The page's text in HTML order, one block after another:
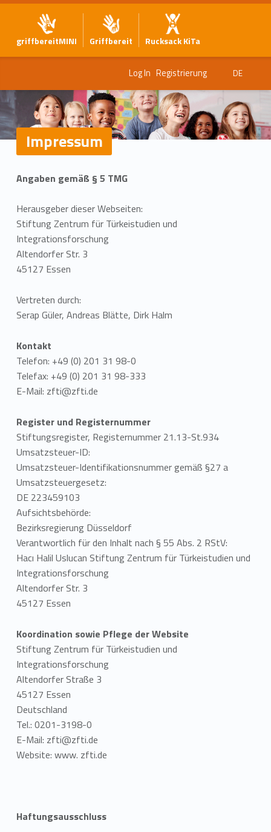
griffbereitMINI Griffbereit Rucksack KiTa
Log In Registrierung DE
Impressum
mAngaben gemäß § 5 TMG
Herausgeber dieser Webseiten:
Stiftung Zentrum für Türkeistudien und
Integrationsforschung
Altendorfer Str. 3
45127 Essen
Vertreten durch:
Serap Güler, Andreas Blätte, Dirk Halm
Kontakt
Telefon: +49 (0) 201 31 98-0
Telefax: +49 (0) 201 31 98-333
E-Mail: zfti@zfti.de
Register und Registernummer
Stiftungsregister, Registernummer 21.13-St.934
Umsatzsteuer-ID:
Umsatzsteuer-Identifikationsnummer gemäß §27 a
Umsatzsteuergesetz:
DE 223459103
Aufsichtsbehörde:
Bezirksregierung Düsseldorf
Verantwortlich für den Inhalt nach § 55 Abs. 2 RStV:
Hacı Halil Uslucan Stiftung Zentrum für Türkeistudien und
Integrationsforschung
Altendorfer Str. 3
45127 Essen
Koordination sowie Pflege der Website
Stiftung Zentrum für Türkeistudien und
Integrationsforschung
Altendorfer Straße 3
45127 Essen
Deutschland
Tel.: 0201-3198-0
E-Mail: zfti@zfti.de
Website: www. zfti.de
Haftungsausschluss